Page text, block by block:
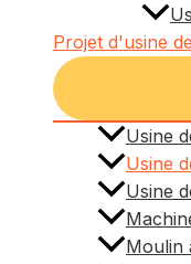
Projet d'usine
Usine
Usine
Usine
Moulin